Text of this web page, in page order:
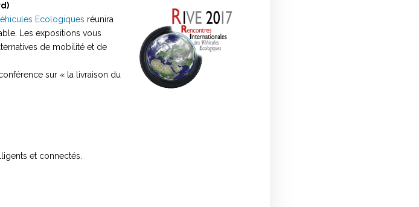
Ecologiques réunira
Les expositions vous
de mobilité et de
sur « la livraison du
et connectés.